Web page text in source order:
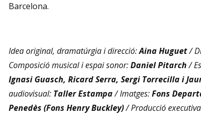
Barcelona.
Idea original, dramatúrgia i direcció:Aina Huguet/
Composició musical i espai sonor:Daniel Pitarch/
Ignasi Guasch, Ricard Serra, Sergi Torrecilla i
audiovisual: Taller Estampa/ Imatges:Fons
Penedès (Fons Henry Buckley)/ Producció